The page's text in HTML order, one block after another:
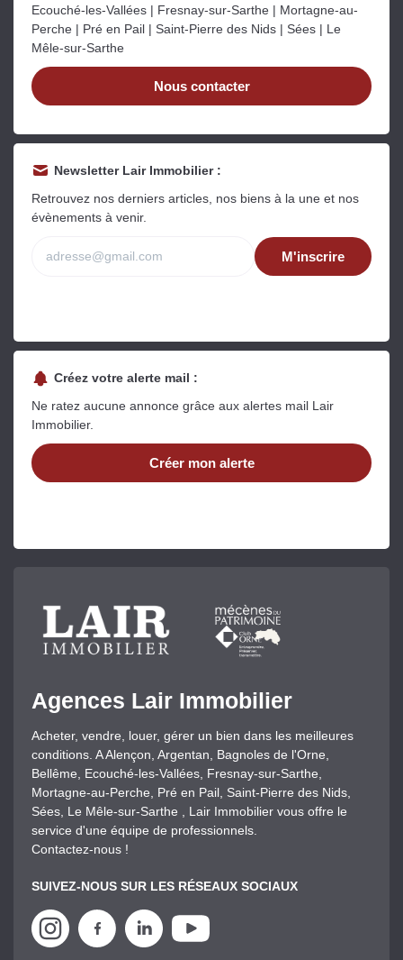
Ecouché-les-Vallées | Fresnay-sur-Sarthe | Mortagne-au-
Perche | Pré en Pail | Saint-Pierre des Nids | Sées | Le
Mêle-sur-Sarthe
Nous contacter
Newsletter Lair Immobilier :
Retrouvez nos derniers articles, nos biens à la une et nos
évènements à venir.
M'inscrire
Créez votre alerte mail :
Ne ratez aucune annonce grâce aux alertes mail Lair
Immobilier.
Créer mon alerte
Agences Lair Immobilier
Acheter, vendre, louer, gérer un bien dans les meilleures
conditions. A Alençon, Argentan, Bagnoles de l'Orne,
Bellême, Ecouché-les-Vallées, Fresnay-sur-Sarthe,
Mortagne-au-Perche, Pré en Pail, Saint-Pierre des Nids,
Sées, Le Mêle-sur-Sarthe , Lair Immobilier vous offre le
service d'une équipe de professionnels.
Contactez-nous !
SUIVEZ-NOUS SUR LES RÉSEAUX SOCIAUX